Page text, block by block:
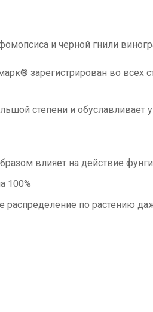
и черной гнили
зарегистрирован во всех
степени и обуславливает
влияет на действие
100%
по растению